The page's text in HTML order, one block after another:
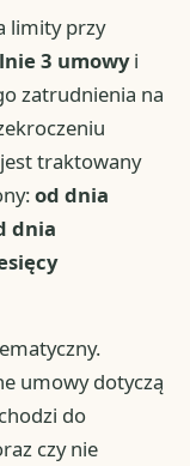
limity przy
3 umowyi
zatrudnienia na
traktowany
od dnia
dnia
umowy dotyczą
do
czy nie